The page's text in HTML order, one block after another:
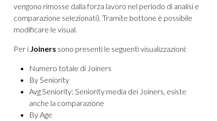
vengono rimosse dalla forza lavoro nel periodo di analisi e
comparazione selezionati). Tramite bottone è possibile
modificare le visual.
Per i Joiners sono presenti le seguenti visualizzazioni:
Numero totale di Joiners
By Seniority
Avg Seniority: Seniority media dei Joiners, esiste
anche la comparazione
By Age